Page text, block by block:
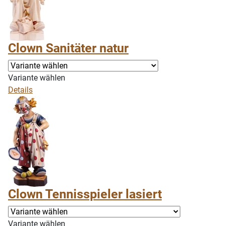
Clown Sanitäter natur
Variante wählen
Details
Clown Tennisspieler lasiert
Variante wählen